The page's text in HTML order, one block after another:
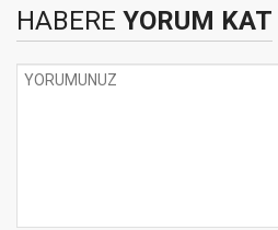
HABERE YORUM KAT